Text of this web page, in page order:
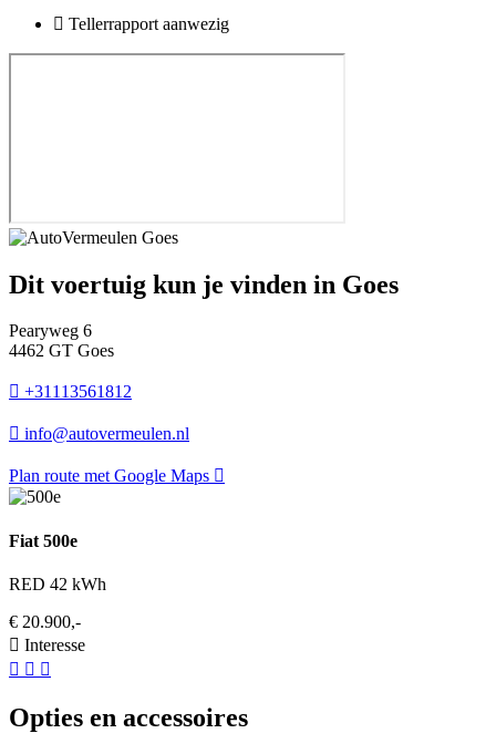
Tellerrapport aanwezig
Dit voertuig kun je vinden in Goes
Pearyweg 6
4462 GT Goes
+31113561812
info@autovermeulen.nl
Plan route met Google Maps
Fiat 500e
RED 42 kWh
€ 20.900,-
Interesse
Opties en accessoires